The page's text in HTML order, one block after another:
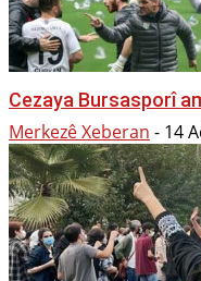
Cezaya Bursasporî
Merkezê Xeberan - 14